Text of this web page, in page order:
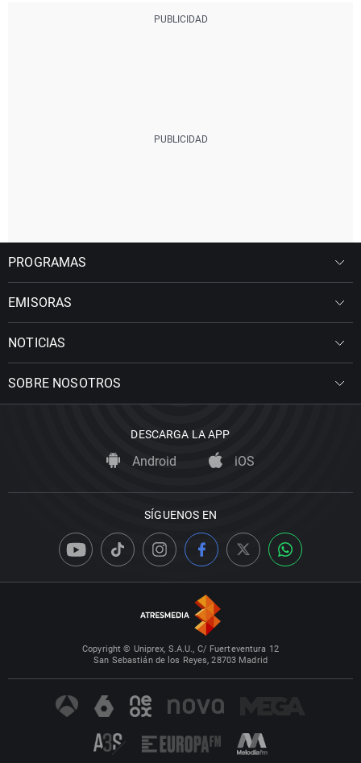
PROGRAMAS
EMISORAS
NOTICIAS
SOBRE NOSOTROS
DESCARGA LA APP
Android iOS
SÍGUENOS EN
Copyright © Uniprex, S.A.U., C/ Fuerteventura 12
San Sebastián de los Reyes, 28703 Madrid